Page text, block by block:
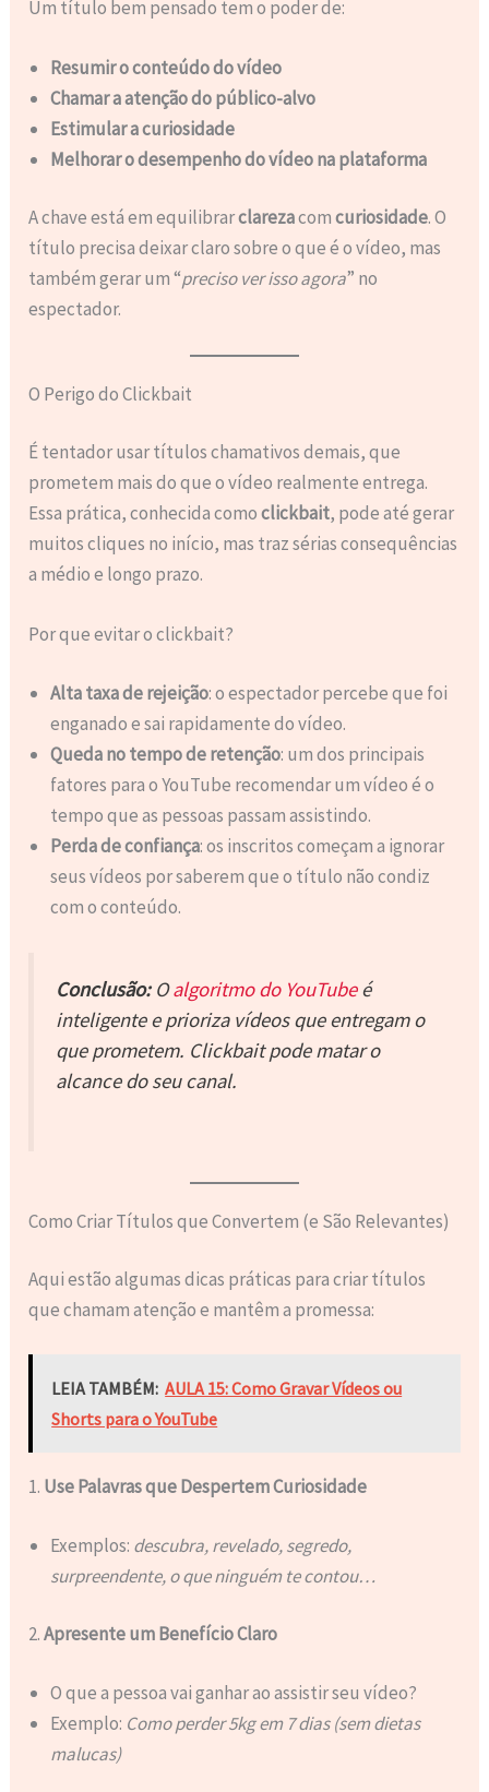
Um título bem pensado tem o poder de:
Resumir o conteúdo do vídeo
Chamar a atenção do público-alvo
Estimular a curiosidade
Melhorar o desempenho do vídeo na plataforma
A chave está em equilibrarclarezacomcuriosidade. O
título precisa deixar claro sobre o que é o vídeo, mas
também gerar um “preciso ver isso agora” no
espectador.
O Perigo do Clickbait
É tentador usar títulos chamativos demais, que
prometem mais do que o vídeo realmente entrega.
Essa prática, conhecida comoclickbait, pode até gerar
muitos cliques no início, mas traz sérias consequências
a médio e longo prazo.
Por que evitar o clickbait?
Alta taxa de rejeição: o espectador percebe que foi
enganado e sai rapidamente do vídeo.
Queda no tempo de retenção: um dos principais
fatores para o YouTube recomendar um vídeo é o
tempo que as pessoas passam assistindo.
Perda de confiança: os inscritos começam a ignorar
seus vídeos por saberem que o título não condiz
com o conteúdo.
Conclusão:Oalgoritmo do YouTubeé
inteligente e prioriza vídeos que entregam o
que prometem. Clickbait pode matar o
alcance do seu canal.
Como Criar Títulos que Convertem (e São Relevantes)
Aqui estão algumas dicas práticas para criar títulos
que chamam atenção e mantêm a promessa:
LEIA TAMBÉM: AULA 15: Como Gravar Vídeos ou
Shorts para o YouTube
1. Use Palavras que Despertem Curiosidade
Exemplos: descubra, revelado, segredo,
surpreendente, o que ninguém te contou…
2.Apresente um Benefício Claro
O que a pessoa vai ganhar ao assistir seu vídeo?
Exemplo: Como perder 5kg em 7 dias (sem dietas
malucas)